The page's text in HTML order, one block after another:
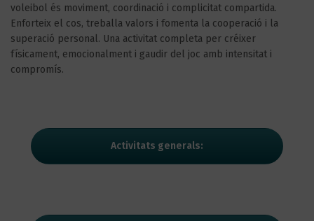
voleibol és moviment, coordinació i complicitat compartida.
Enforteix el cos, treballa valors i fomenta la cooperació i la
superació personal. Una activitat completa per créixer
físicament, emocionalment i gaudir del joc amb intensitat i
compromís.
Activitats generals: